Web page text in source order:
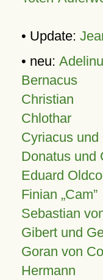
• Update:
• neu:
Bernacus
Christian
Chlothar
Cyriacus und
Donatus und
Eduard
Finian Cam
Sebastian
Gibert und
Goran von
Hermann